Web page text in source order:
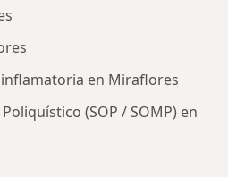
en Miraflores
(SOP / SOMP) en